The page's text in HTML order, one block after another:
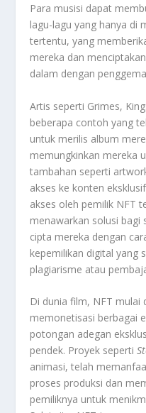
Para musisi dapat
lagu-lagu yang hanya di
tertentu, yang
mereka dan
dalam dengan
Artis seperti Grimes,
beberapa contoh yang
untuk merilis album
memungkinkan mereka
tambahan seperti
akses ke konten
akses oleh pemilik NFT
menawarkan solusi bagi
cipta mereka dengan
kepemilikan digital yang
plagiarisme atau
Di dunia film, NFT mulai
memonetisasi berbagai
potongan adegan
pendek. Proyek seperti
animasi, telah
proses produksi dan
pemiliknya untuk